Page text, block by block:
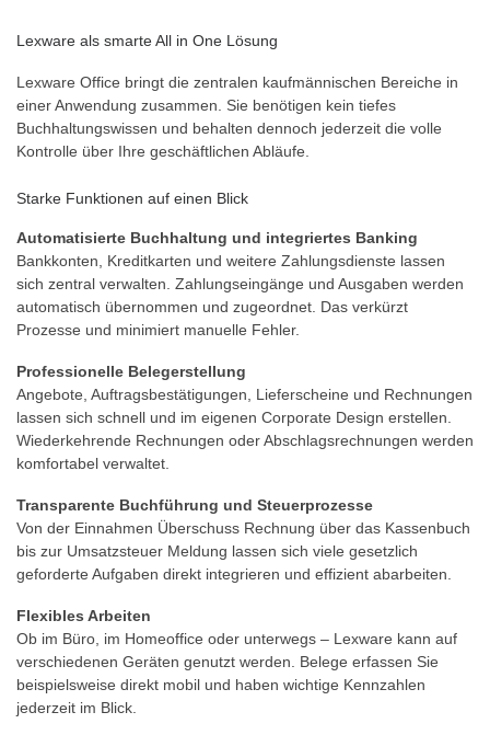
Lexware als smarte All in One Lösung
Lexware Office bringt die zentralen kaufmännischen Bereiche in
einer Anwendung zusammen. Sie benötigen kein tiefes
Buchhaltungswissen und behalten dennoch jederzeit die volle
Kontrolle über Ihre geschäftlichen Abläufe.
Starke Funktionen auf einen Blick
Automatisierte Buchhaltung und integriertes Banking
Bankkonten, Kreditkarten und weitere Zahlungsdienste lassen
sich zentral verwalten. Zahlungseingänge und Ausgaben werden
automatisch übernommen und zugeordnet. Das verkürzt
Prozesse und minimiert manuelle Fehler.
Professionelle Belegerstellung
Angebote, Auftragsbestätigungen, Lieferscheine und Rechnungen
lassen sich schnell und im eigenen Corporate Design erstellen.
Wiederkehrende Rechnungen oder Abschlagsrechnungen werden
komfortabel verwaltet.
Transparente Buchführung und Steuerprozesse
Von der Einnahmen Überschuss Rechnung über das Kassenbuch
bis zur Umsatzsteuer Meldung lassen sich viele gesetzlich
geforderte Aufgaben direkt integrieren und effizient abarbeiten.
Flexibles Arbeiten
Ob im Büro, im Homeoffice oder unterwegs – Lexware kann auf
verschiedenen Geräten genutzt werden. Belege erfassen Sie
beispielsweise direkt mobil und haben wichtige Kennzahlen
jederzeit im Blick.